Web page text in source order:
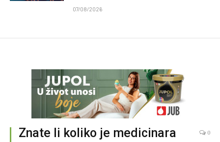
07/08/2026
Znate li koliko je medicinara
0